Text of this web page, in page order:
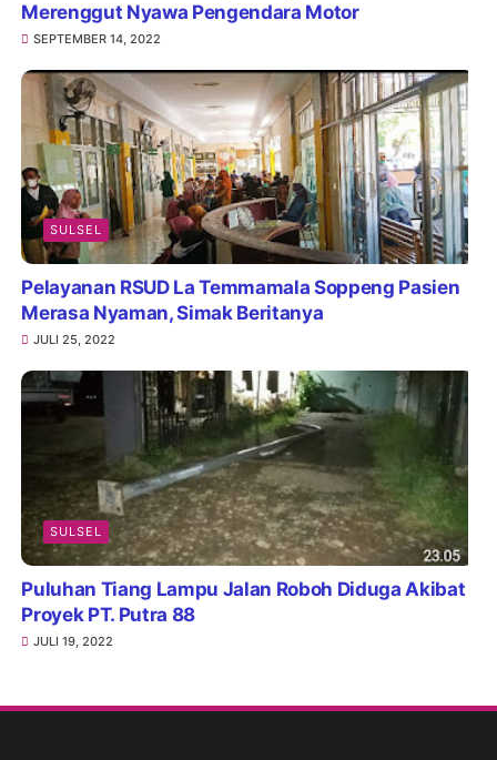
Merenggut Nyawa Pengendara Motor
SEPTEMBER 14, 2022
SULSEL
Pelayanan RSUD La Temmamala Soppeng Pasien
Merasa Nyaman, Simak Beritanya
JULI 25, 2022
SULSEL
Puluhan Tiang Lampu Jalan Roboh Diduga Akibat
Proyek PT. Putra 88
JULI 19, 2022